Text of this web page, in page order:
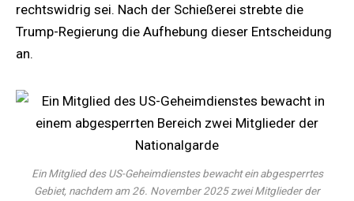
rechtswidrig sei. Nach der Schießerei strebte die
Trump-Regierung die Aufhebung dieser Entscheidung
an.
Ein Mitglied des US-Geheimdienstes bewacht ein abgesperrtes
Gebiet, nachdem am 26. November 2025 zwei Mitglieder der